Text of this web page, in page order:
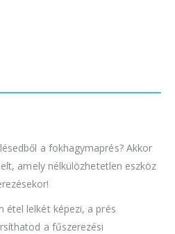
a fokhagymaprés? Akkor
amely nélkülözhetetlen eszköz
étel lelkét képezi, a prés
a fűszerezési